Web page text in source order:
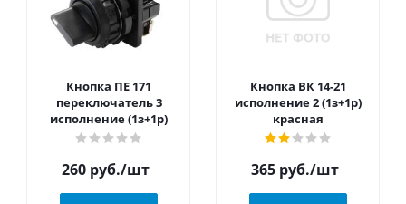
Кнопка ПЕ 171
переключатель 3
исполнение (1з+1р)
260 руб./шт
Кнопка ВК 14-21
исполнение 2 (1з+1р)
красная
365 руб./шт